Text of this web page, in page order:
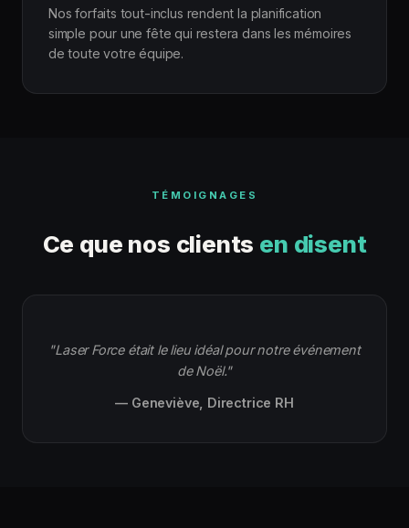
Nos forfaits tout-inclus rendent la planification
simple pour une fête qui restera dans les mémoires
de toute votre équipe.
TÉMOIGNAGES
Ce que nos clients en disent
"Laser Force était le lieu idéal pour notre événement
de Noël."
— Geneviève, Directrice RH